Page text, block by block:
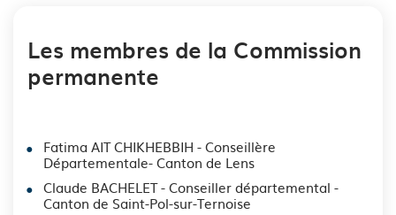
Les membres de la Commission
permanente
Fatima AIT CHIKHEBBIH - Conseillère
Départementale- Canton de Lens
Claude BACHELET - Conseiller départemental -
Canton de Saint-Pol-sur-Ternoise